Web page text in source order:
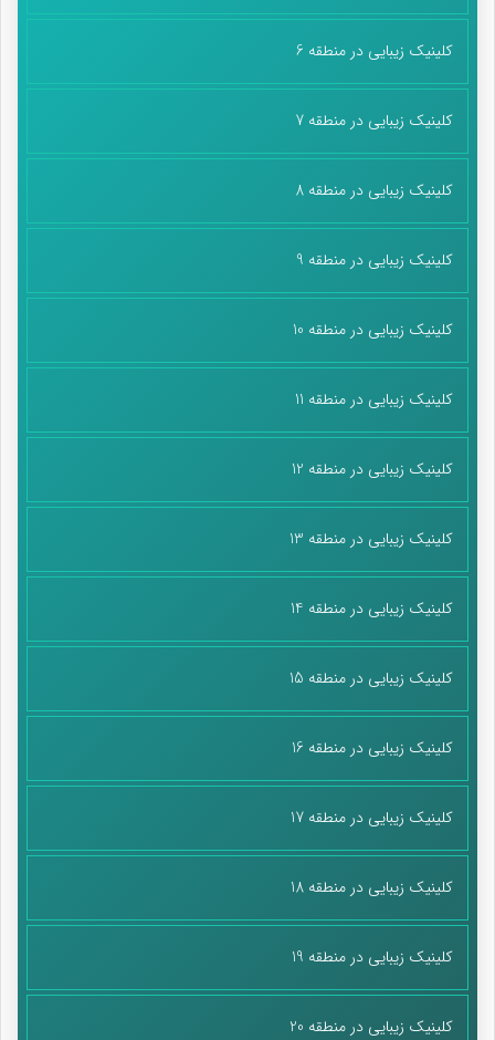
کلینیک زیبایی در منطقه 6
کلینیک زیبایی در منطقه 7
کلینیک زیبایی در منطقه 8
کلینیک زیبایی در منطقه 9
کلینیک زیبایی در منطقه 10
کلینیک زیبایی در منطقه 11
کلینیک زیبایی در منطقه 12
کلینیک زیبایی در منطقه 13
کلینیک زیبایی در منطقه 14
کلینیک زیبایی در منطقه 15
کلینیک زیبایی در منطقه 16
کلینیک زیبایی در منطقه 17
کلینیک زیبایی در منطقه 18
کلینیک زیبایی در منطقه 19
کلینیک زیبایی در منطقه 20